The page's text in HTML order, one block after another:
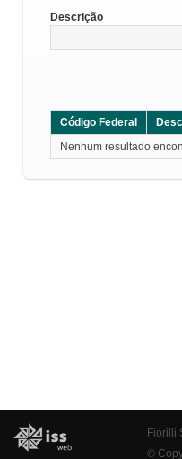
Descrição
Código Federal
Nenhum resultado
Fiorilli
©